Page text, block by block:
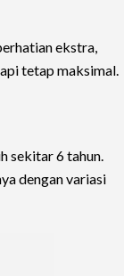
ekstra,
tetap maksimal.
sekitar 6 tahun.
dengan variasi